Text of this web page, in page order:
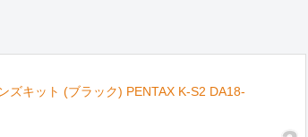
ズキット (ブラック) PENTAX K-S2 DA18-